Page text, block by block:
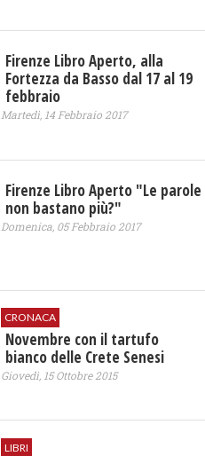
Firenze Libro Aperto, alla
Fortezza da Basso dal 17 al 19
febbraio
Martedì, 14 Febbraio 2017
Firenze Libro Aperto "Le parole
non bastano più?"
Domenica, 05 Febbraio 2017
CRONACA
Novembre con il tartufo
bianco delle Crete Senesi
Giovedì, 15 Ottobre 2015
LIBRI